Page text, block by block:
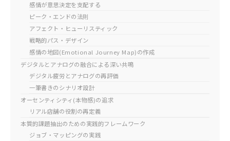
感情が意思決定を支配する
ピーク・エンドの法則
アフェクト・ヒューリスティック
戦略的パス・デザイン
感情の地図(Emotional Journey Map)の作成
デジタルとアナログの融合による深い共鳴
デジタル疲労とアナログの再評価
一筆書きのシナリオ設計
オーセンティシティ(本物感)の追求
リアル店舗の役割の再定義
本質的課題抽出のための実践的フレームワーク
ジョブ・マッピングの実践